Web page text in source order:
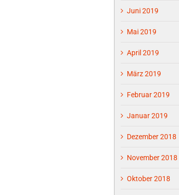
Juni 2019
Mai 2019
April 2019
März 2019
Februar 2019
Januar 2019
Dezember 2018
November 2018
Oktober 2018